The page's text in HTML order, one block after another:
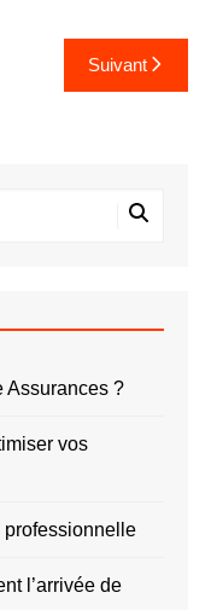
Suivant
Assurances ?
vos
professionnelle
l’arrivée de